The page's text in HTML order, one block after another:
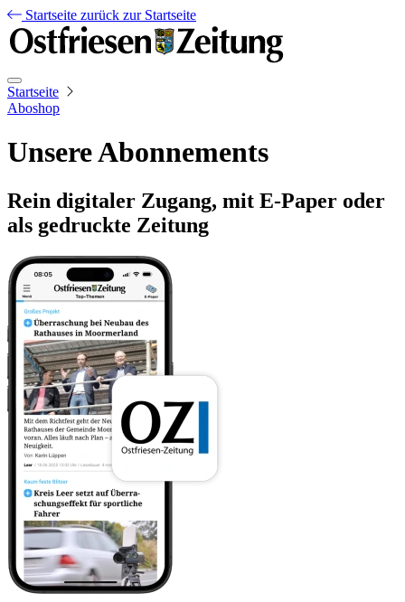
Startseite zurück zur Startseite
Startseite
Aboshop
Unsere Abonnements
Rein digitaler Zugang, mit E-Paper oder
als gedruckte Zeitung